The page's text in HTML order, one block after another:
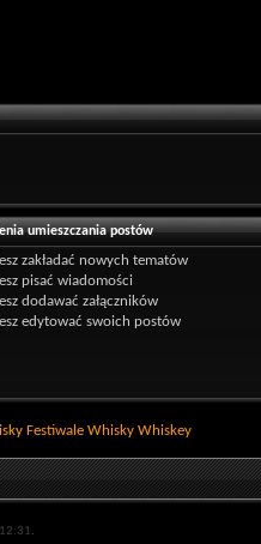
umieszczania postów
zakładać nowych tematów
pisać wiadomości
dodawać załączników
edytować swoich postów
Festiwale Whisky Whiskey
12:31.